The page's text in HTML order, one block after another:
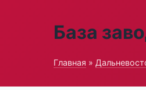
База
Главная »